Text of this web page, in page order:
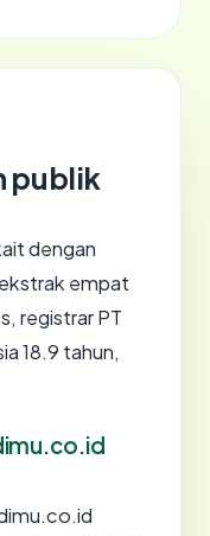
publik
dengan
empat
registrar PT
18.9 tahun,